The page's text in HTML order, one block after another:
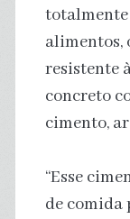
alimentos,
resistente
concreto
cimento,
“Esse
de comida